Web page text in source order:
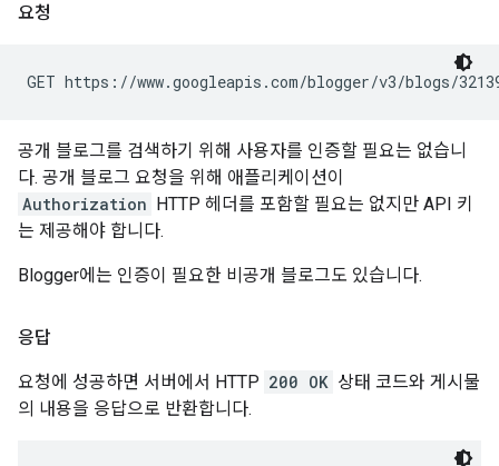
요청
GET https://www.googleapis.com/blogger/v3/blogs/
공개 블로그를 검색하기 위해 사용자를 인증할 필요는 없습니
다. 공개 블로그 요청을 위해 애플리케이션이
Authorization HTTP 헤더를 포함할 필요는 없지만 API 키
는 제공해야 합니다.
Blogger에는 인증이 필요한 비공개 블로그도 있습니다.
응답
요청에 성공하면 서버에서 HTTP 200 OK 상태 코드와 게시물
의 내용을 응답으로 반환합니다.